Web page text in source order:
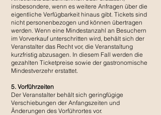
insbesondere, wenn es weitere Anfragen über die
eigentliche Verfügbarkeit hinaus gibt. Tickets sind
nicht personenbezogen und können übertragen
werden. Wenn eine Mindestanzahl an Besuchern
im Vorverkauf unterschritten wird, behält sich der
Veranstalter das Recht vor, die Veranstaltung
kurzfristig abzusagen. In diesem Fall werden die
gezahlten Ticketpreise sowie der gastronomische
Mindestverzehr erstattet.
5. Vorführzeiten
Der Veranstalter behält sich geringfügige
Verschiebungen der Anfangszeiten und
Änderungen des Vorführortes vor.